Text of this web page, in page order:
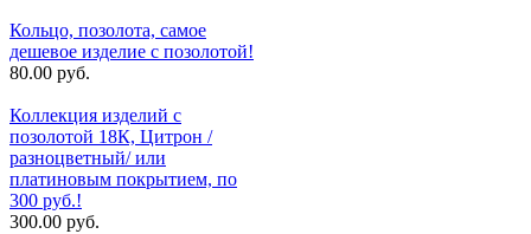
Кольцо, позолота, самое
дешевое изделие с позолотой!
80.00 руб.
Коллекция изделий с
позолотой 18К, Цитрон /
разноцветный/ или
платиновым покрытием, по
300 руб.!
300.00 руб.